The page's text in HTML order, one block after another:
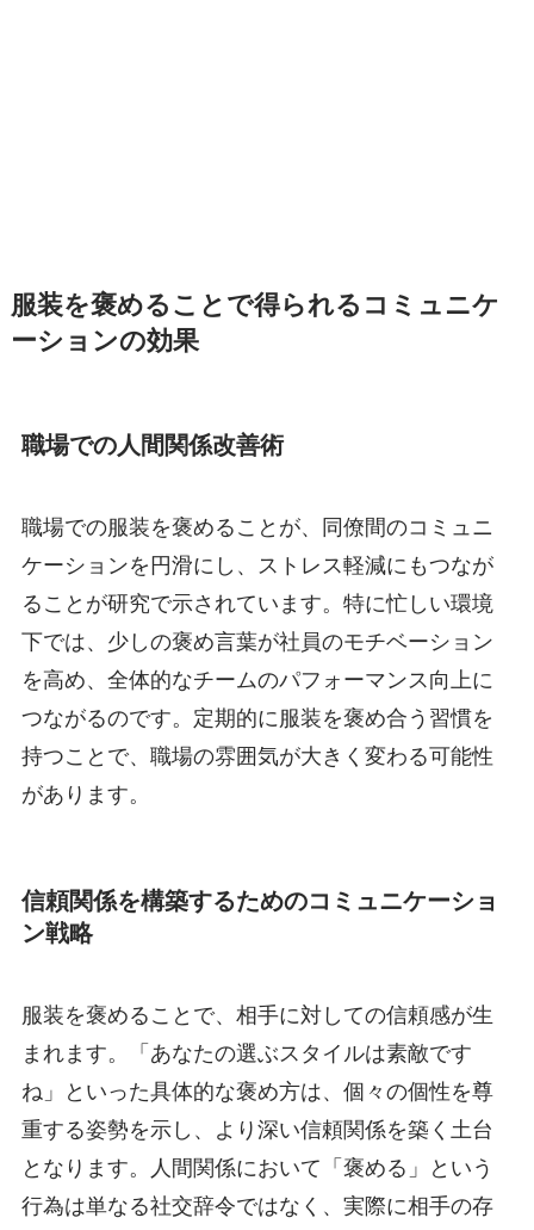
服装を褒めることで得られるコミュニケ
ーションの効果
職場での人間関係改善術
職場での服装を褒めることが、同僚間のコミュニ
ケーションを円滑にし、ストレス軽減にもつなが
ることが研究で示されています。特に忙しい環境
下では、少しの褒め言葉が社員のモチベーション
を高め、全体的なチームのパフォーマンス向上に
つながるのです。定期的に服装を褒め合う習慣を
持つことで、職場の雰囲気が大きく変わる可能性
があります。
信頼関係を構築するためのコミュニケーショ
ン戦略
服装を褒めることで、相手に対しての信頼感が生
まれます。「あなたの選ぶスタイルは素敵です
ね」といった具体的な褒め方は、個々の個性を尊
重する姿勢を示し、より深い信頼関係を築く土台
となります。人間関係において「褒める」という
行為は単なる社交辞令ではなく、実際に相手の存